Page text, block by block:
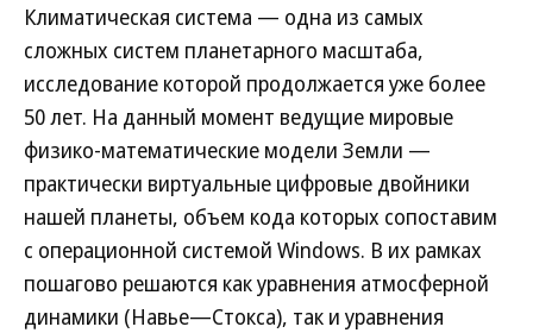
Климатическая система — одна из самых
сложных систем планетарного масштаба,
исследование которой продолжается уже более
50 лет. На данный момент ведущие мировые
физико-математические модели Земли —
практически виртуальные цифровые двойники
нашей планеты, объем кода которых сопоставим
с операционной системой Windows. В их рамках
пошагово решаются как уравнения атмосферной
динамики (Навье—Стокса), так и уравнения